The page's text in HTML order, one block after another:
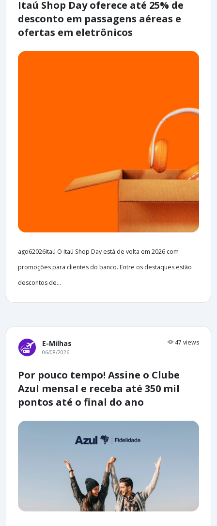
Itaú Shop Day oferece até 25% de
desconto em passagens aéreas e
ofertas em eletrônicos
ago62026Itaú O Itaú Shop Day está de volta em 2026 com
promoções para clientes do banco. Entre os destaques estão
descontos de...
E-Milhas 47 views
06/08/2026
Por pouco tempo! Assine o Clube
Azul mensal e receba até 350 mil
pontos até o final do ano